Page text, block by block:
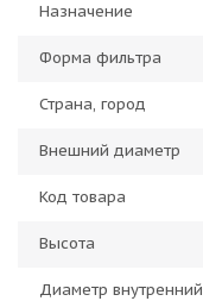
Назначение
Форма фильтра
Страна, город
Внешний диаметр
Код товара
Высота
Диаметр внутренний